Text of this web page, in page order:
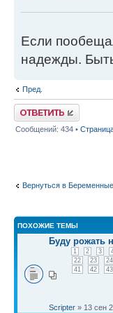
Если
надежды.
Пред.
Ответить
Сообщений: 434 •
Вернуться в
ПОХОЖИЕ ТЕМЫ
Буду рожать
1 2 3
22
23 24
41
42 43
Scripter » 13 сен